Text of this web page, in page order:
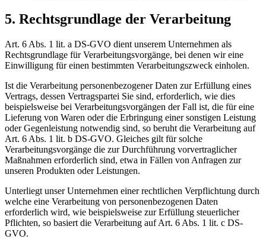
5. Rechtsgrundlage der Verarbeitung
Art. 6 Abs. 1 lit. a DS-GVO dient unserem Unternehmen als
Rechtsgrundlage für Verarbeitungsvorgänge, bei denen wir eine
Einwilligung für einen bestimmten Verarbeitungszweck einholen.
Ist die Verarbeitung personenbezogener Daten zur Erfüllung eines
Vertrags, dessen Vertragspartei Sie sind, erforderlich, wie dies
beispielsweise bei Verarbeitungsvorgängen der Fall ist, die für eine
Lieferung von Waren oder die Erbringung einer sonstigen Leistung
oder Gegenleistung notwendig sind, so beruht die Verarbeitung auf
Art. 6 Abs. 1 lit. b DS-GVO. Gleiches gilt für solche
Verarbeitungsvorgänge die zur Durchführung vorvertraglicher
Maßnahmen erforderlich sind, etwa in Fällen von Anfragen zur
unseren Produkten oder Leistungen.
Unterliegt unser Unternehmen einer rechtlichen Verpflichtung durch
welche eine Verarbeitung von personenbezogenen Daten
erforderlich wird, wie beispielsweise zur Erfüllung steuerlicher
Pflichten, so basiert die Verarbeitung auf Art. 6 Abs. 1 lit. c DS-
GVO.